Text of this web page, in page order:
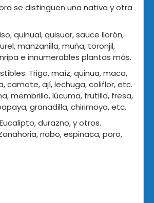
se distinguen una nativa y otra
quinual, quisuar, sauce llorón,
manzanilla, muña, toronjil,
e innumerables plantas más.
Trigo, maíz, quinua, maca,
camote, ají, lechuga, coliflor, etc.
membrillo, lúcuma, frutilla, fresa,
granadilla, chirimoya, etc.
durazno, y otros.
nabo, espinaca, poro,